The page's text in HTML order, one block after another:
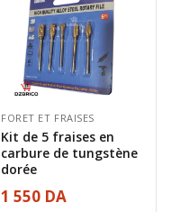
FORET ET FRAISES
Kit de 5 fraises en
carbure de tungstène
dorée
1 550 DA